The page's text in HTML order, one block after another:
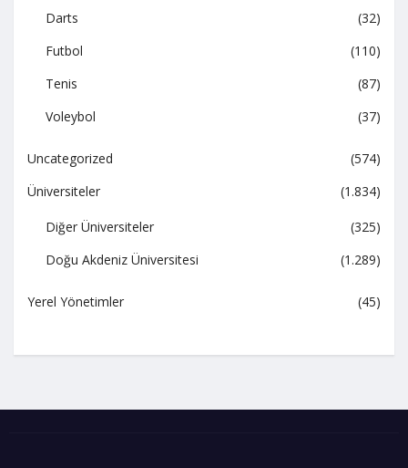
Darts
(32)
Futbol
(110)
Tenis
(87)
Voleybol
(37)
Uncategorized
(574)
Üniversiteler
(1.834)
Diğer Üniversiteler
(325)
Doğu Akdeniz Üniversitesi
(1.289)
Yerel Yönetimler (45)